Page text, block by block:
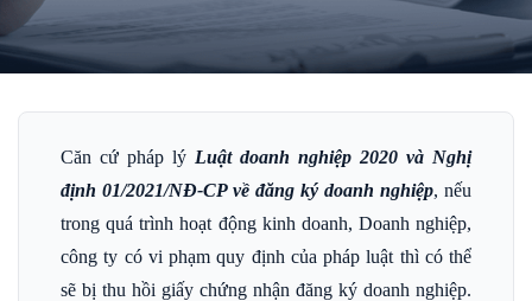
đề
tư
Căn cứ pháp lý Luật doanh nghiệp 2020 và Nghị
định 01/2021/NĐ-CP về đăng ký doanh nghiệp, nếu
trong quá trình hoạt động kinh doanh, Doanh nghiệp,
công ty có vi phạm quy định của pháp luật thì có thể
sẽ bị thu hồi giấy chứng nhận đăng ký doanh nghiệp.